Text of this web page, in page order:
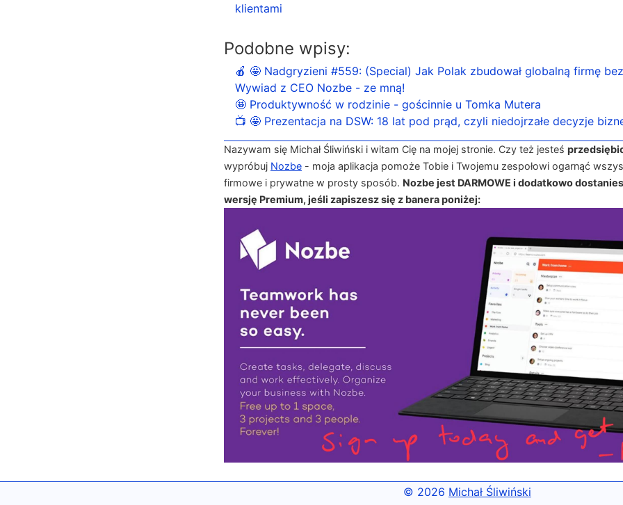
klientami
Podobne wpisy:
🍎 🤩 Nadgryzieni #559: (Special) Jak Polak zbudował globalną firmę
Wywiad z CEO Nozbe - ze mną!
🤩 Produktywność w rodzinie - gościnnie u Tomka Mutera
📺 🤩 Prezentacja na DSW: 18 lat pod prąd, czyli niedojrzałe decyzje
Nazywam się Michał Śliwiński i witam Cię na mojej stronie. Czy też jesteś
wypróbuj Nozbe - moja aplikacja pomoże Tobie i Twojemu zespołowi ogarnąć
firmowe i prywatne w prosty sposób. Nozbe jest DARMOWE i dodatkowo
wersję Premium, jeśli zapiszesz się z banera poniżej:
© 2026 Michał Śliwiński